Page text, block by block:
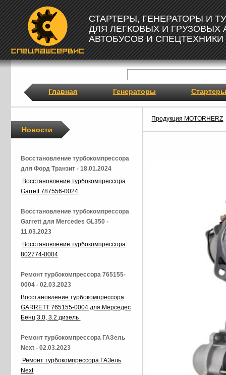
СТАРТЕРЫ, ГЕНЕРАТОРЫ И
ДЛЯ ЛЕГКОВЫХ И ГРУЗОВЫХ
АВТОБУСОВ И СПЕЦТЕХНИКИ
Главная Генераторы Стартеры
Продукция MOTORHERZ
Новости
Восстановление турбокомпрессора
для Форд Транзит - 18.01.2024
Восстановление турбокомпрессора
Garrett 787556-0024
Восстановление турбокомпрессора
Garrett для Mercedes GL350 -
11.03.2023
Восстановление турбокомпрессора
802774-0004
Ремонт турбокомпрессора 765155-
0004 - 02.03.2023
Восстановление турбокомпрессора
GARRETT 765155-0004 для Мерседес
Бенц 3.0, 3.2 дизель
Ремонт турбокомпрессора ГАЗель
Next - 02.03.2023
Ремонт турбокомпрессора ГАЗель
Next